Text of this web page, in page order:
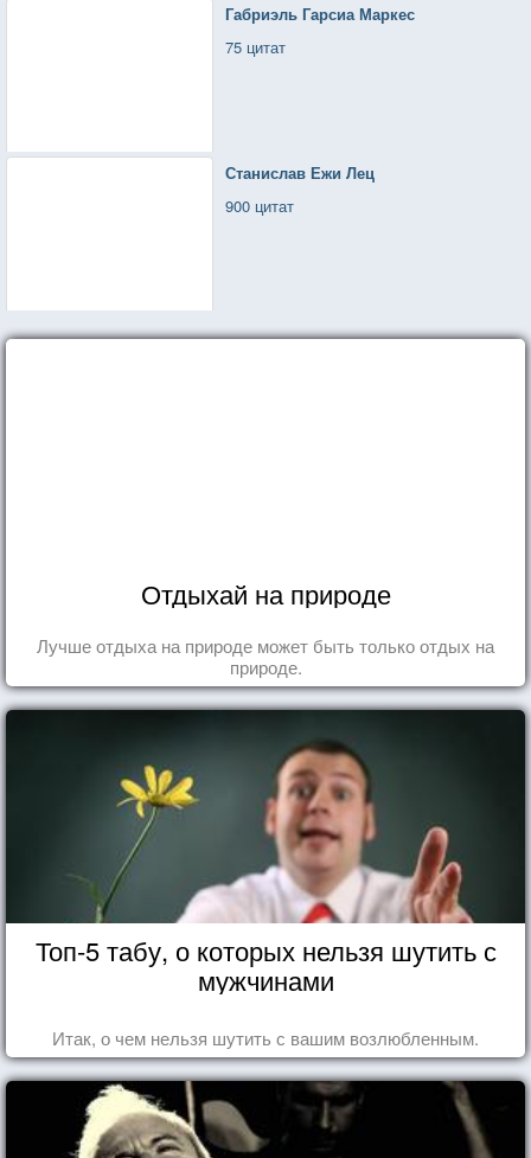
Габриэль Гарсиа Маркес
75 цитат
Станислав Ежи Лец
900 цитат
Отдыхай на природе
Лучше отдыха на природе может быть только отдых на
природе.
Топ-5 табу, о которых нельзя шутить с
мужчинами
Итак, о чем нельзя шутить с вашим возлюбленным.